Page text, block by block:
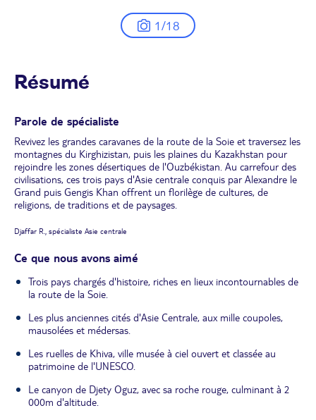
1/18
Résumé
Parole de spécialiste
Revivez les grandes caravanes de la route de la Soie et traversez les
montagnes du Kirghizistan, puis les plaines du Kazakhstan pour
rejoindre les zones désertiques de l'Ouzbékistan. Au carrefour des
civilisations, ces trois pays d'Asie centrale conquis par Alexandre le
Grand puis Gengis Khan offrent un florilège de cultures, de
religions, de traditions et de paysages.
Djaffar R., spécialiste Asie centrale
Ce que nous avons aimé
Trois pays chargés d'histoire, riches en lieux incontournables de
la route de la Soie.
Les plus anciennes cités d'Asie Centrale, aux mille coupoles,
mausolées et médersas.
Les ruelles de Khiva, ville musée à ciel ouvert et classée au
patrimoine de l'UNESCO.
Le canyon de Djety Oguz, avec sa roche rouge, culminant à 2
000m d'altitude.